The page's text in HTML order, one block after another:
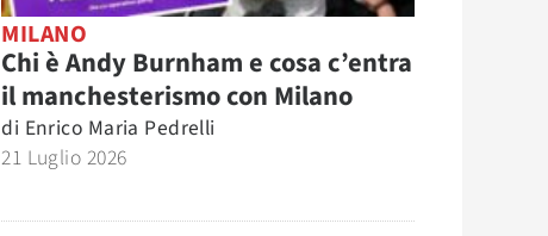
MILANO
Chi è Andy Burnham e cosa c’entra
il manchesterismo con Milano
di Enrico Maria Pedrelli
21 Luglio 2026